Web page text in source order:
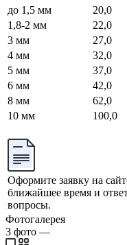
до 1,5 мм
20,0
1,8-2 мм
22,0
3 мм
27,0
4 мм
32,0
5 мм
37,0
6 мм
42,0
8 мм
62,0
10 мм
100,0
Оформите заявку на
ближайшее время и
вопросы.
Фотогалерея
3 фото —